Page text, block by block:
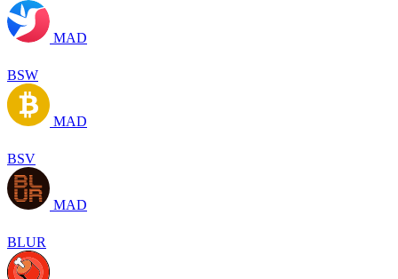
MAD
BSW
MAD
BSV
MAD
BLUR